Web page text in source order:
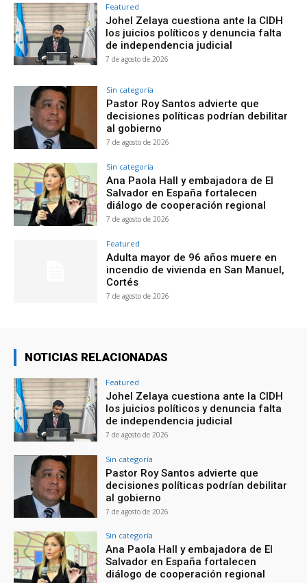
Featured
Johel Zelaya cuestiona ante la CIDH
los juicios políticos y denuncia falta
de independencia judicial
7 de agosto de 2026
Sin categoría
Pastor Roy Santos advierte que
decisiones políticas podrían debilitar
al gobierno
7 de agosto de 2026
Sin categoría
Ana Paola Hall y embajadora de El
Salvador en España fortalecen
diálogo de cooperación regional
7 de agosto de 2026
Featured
Adulta mayor de 96 años muere en
incendio de vivienda en San Manuel,
Cortés
7 de agosto de 2026
NOTICIAS RELACIONADAS
Featured
Johel Zelaya cuestiona ante la CIDH
los juicios políticos y denuncia falta
de independencia judicial
7 de agosto de 2026
Sin categoría
Pastor Roy Santos advierte que
decisiones políticas podrían debilitar
al gobierno
7 de agosto de 2026
Sin categoría
Ana Paola Hall y embajadora de El
Salvador en España fortalecen
diálogo de cooperación regional